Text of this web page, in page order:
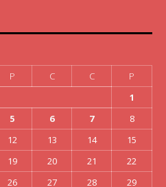
P C C
P
1
5 6 7
8
12 13 14
15
19 20 21
22
26 27 28 29